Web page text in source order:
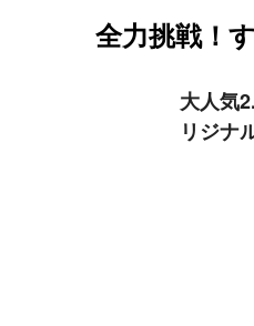
全力挑戦！
大人気
リジナ